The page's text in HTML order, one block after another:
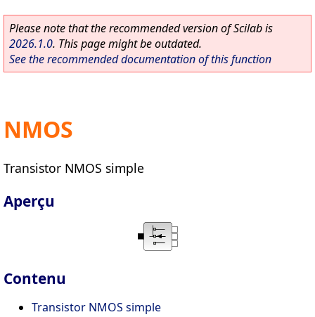
Please note that the recommended version of Scilab is
2026.1.0. This page might be outdated.
See the recommended documentation of this function
NMOS
Transistor NMOS simple
Aperçu
Contenu
Transistor NMOS simple